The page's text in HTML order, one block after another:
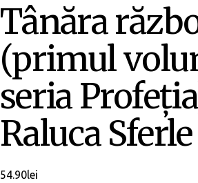
Tânăra
(primul
seria
Raluca Sferle
54.90lei